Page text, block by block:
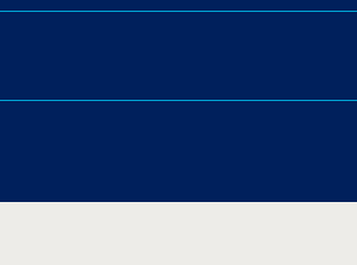
Αποθήκευση